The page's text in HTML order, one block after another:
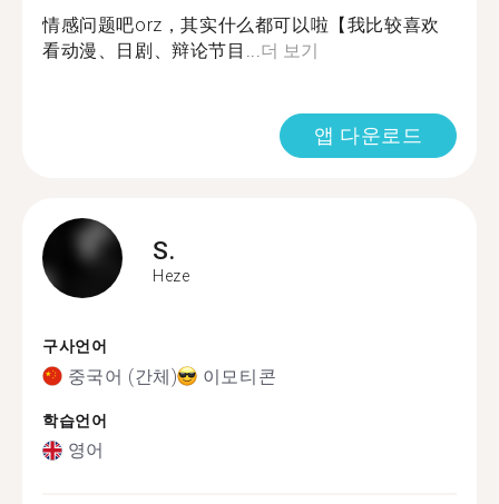
情感问题吧orz，其实什么都可以啦【我比较喜欢
看动漫、日剧、辩论节目...더 보기
앱 다운로드
S.
Heze
구사언어
중국어 (간체) 이모티콘
학습언어
영어